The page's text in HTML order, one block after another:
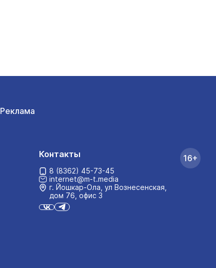
Реклама
Контакты
8 (8362) 45-73-45
internet@m-t.media
г. Йошкар‑Ола, ул Вознесенская,
дом 76, офис 3
16+